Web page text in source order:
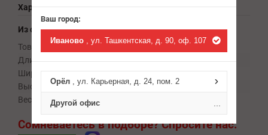
Характеристики
Из справочника ABCP
Товарная группа:
тормозные колодки
Длина, мм:
Ширина, мм:
Высота, мм:
75
Вес, кг:
Сомневаетесь в подборе?Спросите нас:
Ваш город:
Иваново , ул. Ташкентская, д. 90, оф. 107
Орёл , ул. Карьерная, д. 24, пом. 2
Другой офис